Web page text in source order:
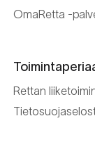
OmaRetta -
Rettan